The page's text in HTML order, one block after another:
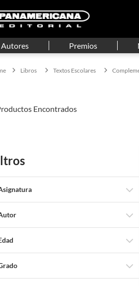
Autores Premios
Libros Textos Escolares
Librería Geográfica
12+